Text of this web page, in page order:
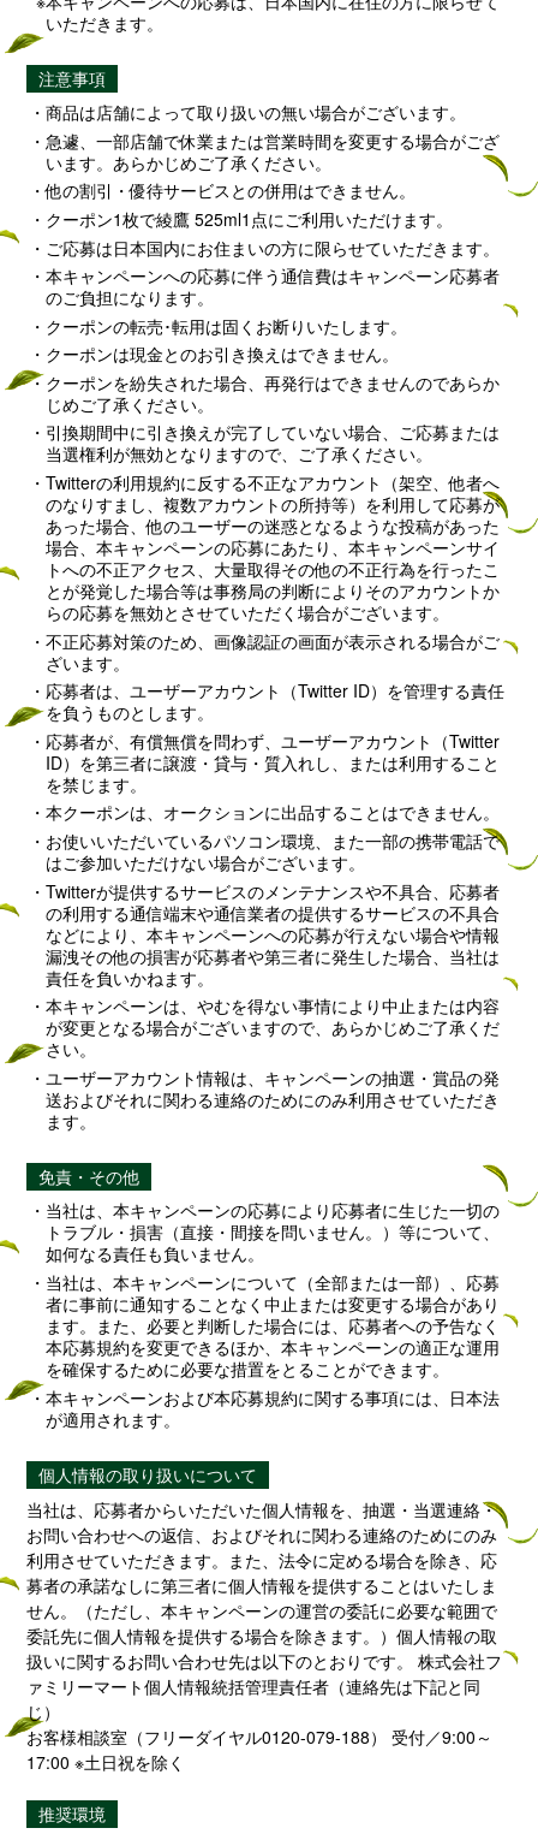
いただきます。
注意事項
商品は店舗によって取り扱いの無い場合がございます。
急遽、一部店舗で休業または営業時間を変更する場合がござ
います。あらかじめご了承ください。
他の割引・優待サービスとの併用はできません。
クーポン1枚で綾鷹 525ml1点にご利用いただけます。
ご応募は日本国内にお住まいの方に限らせていただきます。
本キャンペーンへの応募に伴う通信費はキャンペーン応募者
のご負担になります。
クーポンの転売･転用は固くお断りいたします。
クーポンは現金とのお引き換えはできません。
クーポンを紛失された場合、再発行はできませんのであらか
じめご了承ください。
引換期間中に引き換えが完了していない場合、ご応募または
当選権利が無効となりますので、ご了承ください。
Twitterの利用規約に反する不正なアカウント（架空、他者へ
のなりすまし、複数アカウントの所持等）を利用して応募が
あった場合、他のユーザーの迷惑となるような投稿があった
場合、本キャンペーンの応募にあたり、本キャンペーンサイ
トへの不正アクセス、大量取得その他の不正行為を行ったこ
とが発覚した場合等は事務局の判断によりそのアカウントか
らの応募を無効とさせていただく場合がございます。
不正応募対策のため、画像認証の画面が表示される場合がご
ざいます。
応募者は、ユーザーアカウント（Twitter ID）を管理する責任
を負うものとします。
応募者が、有償無償を問わず、ユーザーアカウント（Twitter
ID）を第三者に譲渡・貸与・質入れし、または利用すること
を禁じます。
本クーポンは、オークションに出品することはできません。
お使いいただいているパソコン環境、また一部の携帯電話で
はご参加いただけない場合がございます。
Twitterが提供するサービスのメンテナンスや不具合、応募者
の利用する通信端末や通信業者の提供するサービスの不具合
などにより、本キャンペーンへの応募が行えない場合や情報
漏洩その他の損害が応募者や第三者に発生した場合、当社は
責任を負いかねます。
本キャンペーンは、やむを得ない事情により中止または内容
が変更となる場合がございますので、あらかじめご了承くだ
さい。
ユーザーアカウント情報は、キャンペーンの抽選・賞品の発
送およびそれに関わる連絡のためにのみ利用させていただき
ます。
免責・その他
当社は、本キャンペーンの応募により応募者に生じた一切の
トラブル・損害（直接・間接を問いません。）等について、
如何なる責任も負いません。
当社は、本キャンペーンについて（全部または一部）、応募
者に事前に通知することなく中止または変更する場合があり
ます。また、必要と判断した場合には、応募者への予告なく
本応募規約を変更できるほか、本キャンペーンの適正な運用
を確保するために必要な措置をとることができます。
本キャンペーンおよび本応募規約に関する事項には、日本法
が適用されます。
個人情報の取り扱いについて
当社は、応募者からいただいた個人情報を、抽選・当選連絡・
お問い合わせへの返信、およびそれに関わる連絡のためにのみ
利用させていただきます。また、法令に定める場合を除き、応
募者の承諾なしに第三者に個人情報を提供することはいたしま
せん。（ただし、本キャンペーンの運営の委託に必要な範囲で
委託先に個人情報を提供する場合を除きます。）個人情報の取
扱いに関するお問い合わせ先は以下のとおりです。 株式会社フ
ァミリーマート個人情報統括管理責任者（連絡先は下記と同
じ）
お客様相談室（フリーダイヤル0120-079-188） 受付／9:00～
17:00 ※土日祝を除く
推奨環境